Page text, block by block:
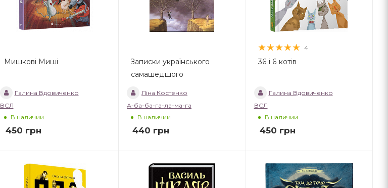
Мишкові Миші
Галина Вдовиченко
ВСЛ
В наличии
450 грн
Записки українського
самашедшого
Ліна Костенко
А-ба-ба-га-ла-ма-га
В наличии
440 грн
4
36 і 6 котів
Галина Вдовиченко
ВСЛ
В наличии
450 грн